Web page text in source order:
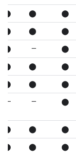
⬤
⬤
⬤
⬤
⬤
⬤
⬤
—
⬤
⬤
⬤
⬤
⬤
⬤
⬤
⬤
—
—
⬤
⬤
⬤
⬤
⬤
⬤